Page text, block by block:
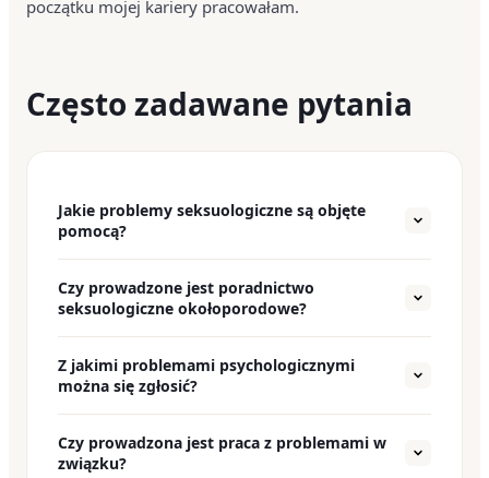
początku mojej kariery pracowałam.
Często zadawane pytania
Jakie problemy seksuologiczne są objęte
pomocą?
przedwczesny wytrysk, zaburzenia orgazmu,
uzależnienie od pornografii i zaburzenia
seksualne wywołane lękiem.
Czy prowadzone jest poradnictwo
seksuologiczne okołoporodowe?
okresie ciąży i po porodzie.
Z jakimi problemami psychologicznymi
można się zgłosić?
paniki, wypalenie zawodowe i kryzysy relacyjne.
Czy prowadzona jest praca z problemami w
związku?